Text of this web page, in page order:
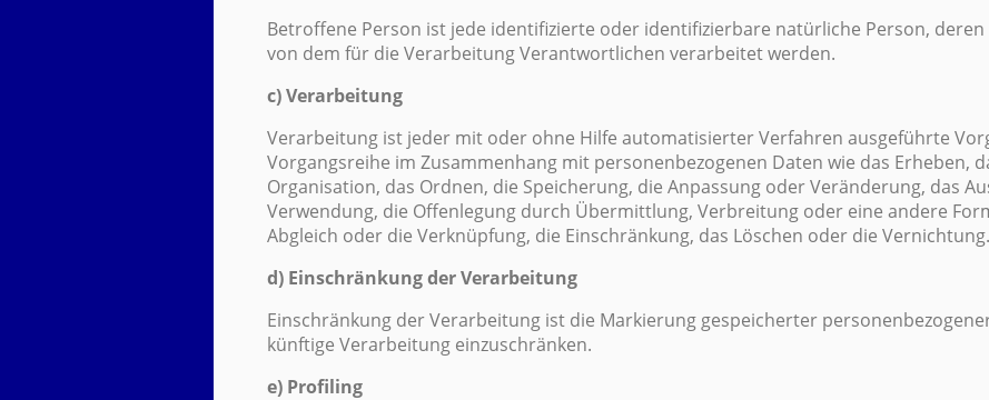
Betroffene Person ist jede identifizierte oder identifizierbare natürliche Person,
von dem für die Verarbeitung Verantwortlichen verarbeitet werden.
c) Verarbeitung
Verarbeitung ist jeder mit oder ohne Hilfe automatisierter Verfahren ausgeführte
Vorgangsreihe im Zusammenhang mit personenbezogenen Daten wie das Erheben,
Organisation, das Ordnen, die Speicherung, die Anpassung oder Veränderung, das
Verwendung, die Offenlegung durch Übermittlung, Verbreitung oder eine andere
Abgleich oder die Verknüpfung, die Einschränkung, das Löschen oder die Vernichtung.
d) Einschränkung der Verarbeitung
Einschränkung der Verarbeitung ist die Markierung gespeicherter
künftige Verarbeitung einzuschränken.
e) Profiling